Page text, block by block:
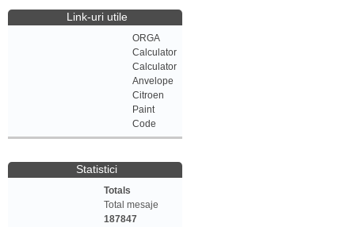
Link-uri utile
ORGA
Calculator
Calculator
Anvelope
Citroen
Paint
Code
Statistici
Totals
Total mesaje
187847